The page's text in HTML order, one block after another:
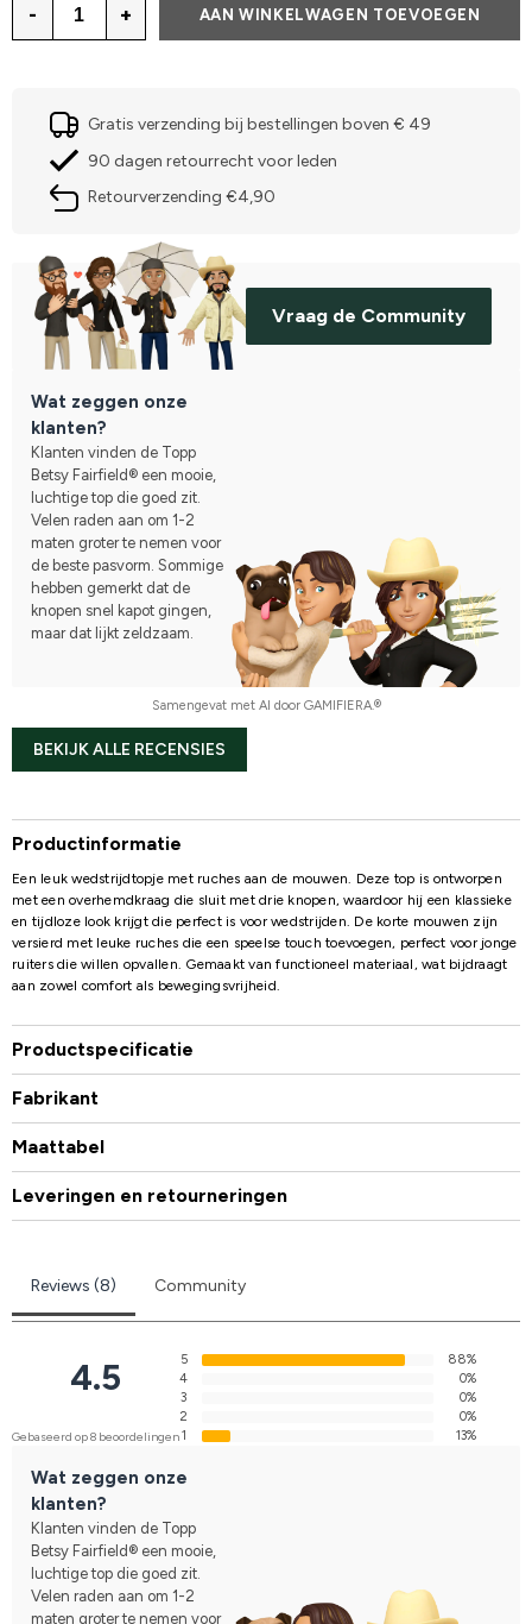
- + AAN WINKELWAGEN TOEVOEGEN
Gratis verzending bij bestellingen boven € 49
90 dagen retourrecht voor leden
Retourverzending €4,90
Vraag de Community
Wat zeggen onze
klanten?
Klanten vinden de Topp
Betsy Fairfield® een mooie,
luchtige top die goed zit.
Velen raden aan om 1-2
maten groter te nemen voor
de beste pasvorm. Sommige
hebben gemerkt dat de
knopen snel kapot gingen,
maar dat lijkt zeldzaam.
Samengevat met AI door GAMIFIERA.®
BEKIJK ALLE RECENSIES
Productinformatie
Een leuk wedstrijdtopje met ruches aan de mouwen. Deze top is ontworpen
met een overhemdkraag die sluit met drie knopen, waardoor hij een klassieke
en tijdloze look krijgt die perfect is voor wedstrijden. De korte mouwen zijn
versierd met leuke ruches die een speelse touch toevoegen, perfect voor jonge
ruiters die willen opvallen. Gemaakt van functioneel materiaal, wat bijdraagt ​​
aan zowel comfort als bewegingsvrijheid.
Productspecificatie
Fabrikant
Maattabel
Leveringen en retourneringen
Reviews (8) Community
4.5
Gebaseerd op 8 beoordelingen
5
88%
4
0%
3
0%
2
0%
1
13%
Wat zeggen onze
klanten?
Klanten vinden de Topp
Betsy Fairfield® een mooie,
luchtige top die goed zit.
Velen raden aan om 1-2
maten groter te nemen voor